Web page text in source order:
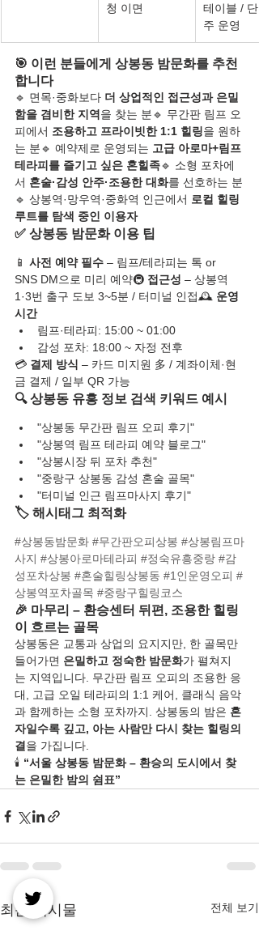
청 이면
테이블 / 단
주 운영
🎯 이런 분들에게 상봉동 밤문화를 추천
합니다
🔹 면목·중화보다 더 상업적인 접근성과 은밀
함을 겸비한 지역 을 찾는 분🔹 무간판 림프 오
피에서 조용하고 프라이빗한 1:1 힐링을 원하
는 분🔹 예약제로 운영되는 고급 아로마+림프
테라피를 즐기고 싶은 혼힐족🔹 소형 포차에
서 혼술·감성 안주·조용한 대화를 선호하는 분
🔹 상봉역·망우역·중화역 인근에서 로컬 힐링
루트를 탐색 중인 이용자
✅ 상봉동 밤문화 이용 팁
📱 사전 예약 필수 – 림프/테라피는 톡 or
SNS DM으로 미리 예약🚇 접근성 – 상봉역
1·3번 출구 도보 3~5분 / 터미널 인접🕰️ 운영
시간
림프·테라피: 15:00 ~ 01:00
감성 포차: 18:00 ~ 자정 전후
💳 결제 방식 – 카드 미지원 多 / 계좌이체·현
금 결제 / 일부 QR 가능
🔍 상봉동 유흥 정보 검색 키워드 예시
"상봉동 무간판 림프 오피 후기"
"상봉역 림프 테라피 예약 블로그"
"상봉시장 뒤 포차 추천"
"중랑구 상봉동 감성 혼술 골목"
"터미널 인근 림프마사지 후기"
🏷️ 해시태그 최적화
#상봉동밤문화 #무간판오피상봉 #상봉림프마
사지 #상봉아로마테라피 #정숙유흥중랑 #감
성포차상봉 #혼술힐링상봉동 #1인운영오피 #
상봉역포차골목 #중랑구힐링코스
🎉 마무리 – 환승센터 뒤편, 조용한 힐링
이 흐르는 골목
상봉동은 교통과 상업의 요지지만, 한 골목만
들어가면 은밀하고 정숙한 밤문화가 펼쳐지
는 지역입니다. 무간판 림프 오피의 조용한 응
대, 고급 오일 테라피의 1:1 케어, 클래식 음악
과 함께하는 소형 포차까지. 상봉동의 밤은 혼
자일수록 깊고, 아는 사람만 다시 찾는 힐링의
결을 가집니다.
🕯️ “서울 상봉동 밤문화 – 환승의 도시에서 찾
는 은밀한 밤의 쉼표”
최근 게시물 전체 보기